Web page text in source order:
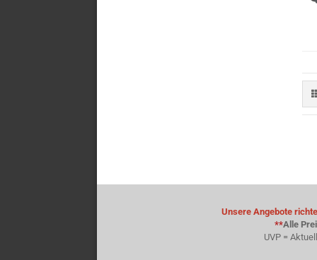
Unsere Angebote
**Alle
UVP =